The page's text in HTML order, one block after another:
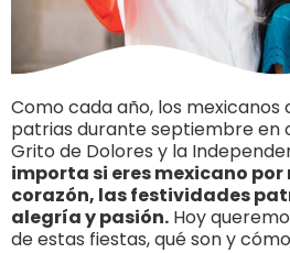
Como cada año, los
patrias durante septiembre en
Grito de Dolores y la
importa si eres mexicano
corazón, las festividades
alegría y pasión. Hoy
de estas fiestas, qué son y